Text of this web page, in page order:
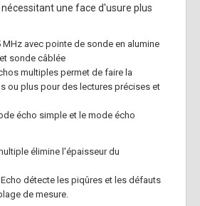
une face d'usure plus
avec pointe de sonde en alumine
sonde câblée
multiples permet de faire la
ou plus pour des lectures précises et
écho simple et le mode écho
élimine l'épaisseur du
détecte les piqûres et les défauts
de mesure.